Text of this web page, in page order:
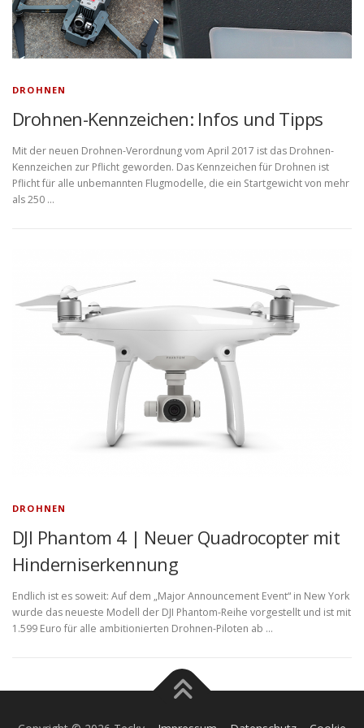
DROHNEN
Drohnen-Kennzeichen: Infos und Tipps
Mit der neuen Drohnen-Verordnung vom April 2017 ist das Drohnen-
Kennzeichen zur Pflicht geworden. Das Kennzeichen für Drohnen ist
Pflicht für alle unbemannten Flugmodelle, die ein Startgewicht von mehr
als 250 …
DROHNEN
DJI Phantom 4 | Neuer Quadrocopter mit
Hinderniserkennung
Endlich ist es soweit: Auf dem „Major Announcement Event“ in New York
wurde das neueste Modell der DJI Phantom-Reihe vorgestellt und ist mit
1.599 Euro für alle ambitionierten Drohnen-Piloten ab …